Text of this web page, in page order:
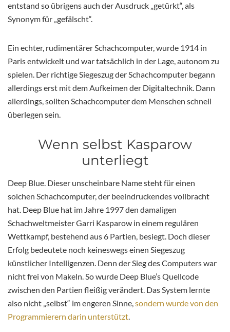
entstand so übrigens auch der Ausdruck „getürkt“, als
Synonym für „gefälscht“.
Ein echter, rudimentärer Schachcomputer, wurde 1914 in
Paris entwickelt und war tatsächlich in der Lage, autonom zu
spielen. Der richtige Siegeszug der Schachcomputer begann
allerdings erst mit dem Aufkeimen der Digitaltechnik. Dann
allerdings, sollten Schachcomputer dem Menschen schnell
überlegen sein.
Wenn selbst Kasparow
unterliegt
Deep Blue. Dieser unscheinbare Name steht für einen
solchen Schachcomputer, der beeindruckendes vollbracht
hat. Deep Blue hat im Jahre 1997 den damaligen
Schachweltmeister Garri Kasparow in einem regulären
Wettkampf, bestehend aus 6 Partien, besiegt. Doch dieser
Erfolg bedeutete noch keineswegs einen Siegeszug
künstlicher Intelligenzen. Denn der Sieg des Computers war
nicht frei von Makeln. So wurde Deep Blue’s Quellcode
zwischen den Partien fleißig verändert. Das System lernte
also nicht „selbst“ im engeren Sinne,sondern wurde von den
Programmierern darin unterstützt.